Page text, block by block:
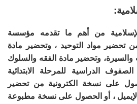
من أهم ما تقدمه مؤسسة
تحضير مواد التوحيد ، وتحضير مادة
والسيرة، وتحضير مادة الفقه والسلوك
الدراسية للمرحلة الابتدائية
على نسخة الكترونية من تحضير
الإيميل ، أو الحصول على نسخة مطبوعة